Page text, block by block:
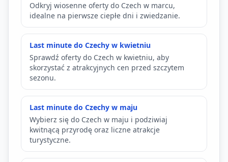
Odkryj wiosenne oferty do Czech w marcu,
idealne na pierwsze ciepłe dni i zwiedzanie.
Last minute do Czechy w kwietniu
Sprawdź oferty do Czech w kwietniu, aby
skorzystać z atrakcyjnych cen przed szczytem
sezonu.
Last minute do Czechy w maju
Wybierz się do Czech w maju i podziwiaj
kwitnącą przyrodę oraz liczne atrakcje
turystyczne.